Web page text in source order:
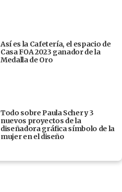
Así es la Cafetería, el espacio de
Casa FOA 2023 ganador de la
Medalla de Oro
Todo sobre Paula Scher y 3
nuevos proyectos de la
diseñadora gráfica símbolo de la
mujer en el diseño